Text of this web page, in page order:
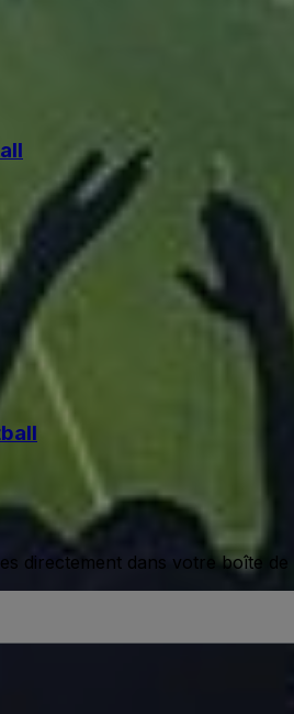
directement dans votre boîte